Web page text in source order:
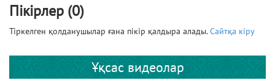
Пікірлер (0)
Тіркелген қолданушылар ғана пікір қалдыра алады.Сайтқа кіру
Ұқсас видеолар